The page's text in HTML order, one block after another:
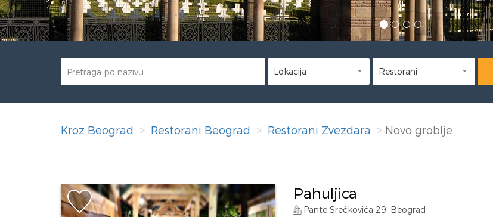
Kroz Beograd Restorani Beograd Restorani Zvezdara Novo groblje
Pahuljica
Pante Srećkovića 29, Beograd